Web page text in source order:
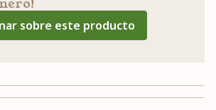
sobre este producto